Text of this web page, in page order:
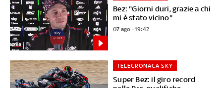
Bez: "Giorni duri, grazie a chi
mi è stato vicino"
07 ago - 19:42
Super Bez: il giro record
TELECRONACA SKY